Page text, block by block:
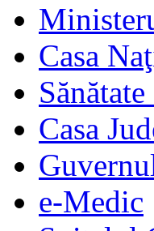
Casa
Casa
e-Medic